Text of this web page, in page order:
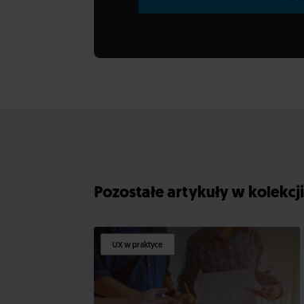
Pozostałe artykuły w kolekcji
UX w praktyce